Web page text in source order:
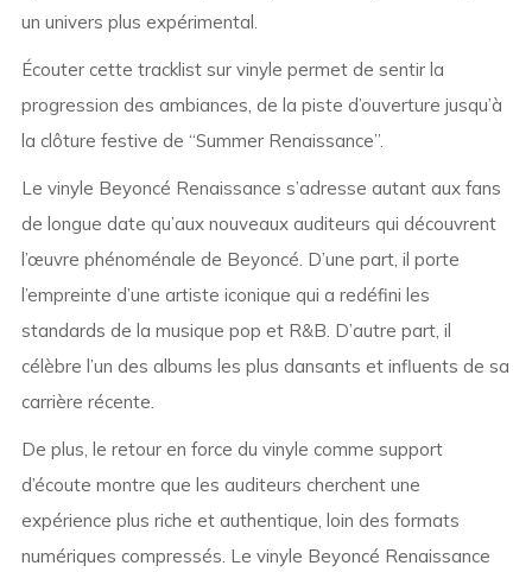
un univers plus expérimental.
Écouter cette tracklist sur vinyle permet de sentir la
progression des ambiances, de la piste d’ouverture jusqu’à
la clôture festive de “Summer Renaissance”.
Le vinyle Beyoncé Renaissance s’adresse autant aux fans
de longue date qu’aux nouveaux auditeurs qui découvrent
l’œuvre phénoménale de Beyoncé. D’une part, il porte
l’empreinte d’une artiste iconique qui a redéfini les
standards de la musique pop et R&B. D’autre part, il
célèbre l’un des albums les plus dansants et influents de sa
carrière récente.
De plus, le retour en force du vinyle comme support
d’écoute montre que les auditeurs cherchent une
expérience plus riche et authentique, loin des formats
numériques compressés. Le vinyle Beyoncé Renaissance